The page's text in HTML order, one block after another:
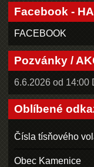
Facebook -
FACEBOOK
Pozvánky /
6.6.2026 od 14:00
Oblíbené
Čísla tísňového
Obec Kamenice